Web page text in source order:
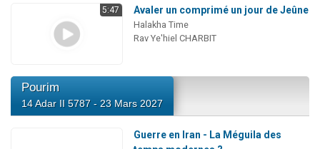
5:47 Avaler un comprimé un jour de Jeûne
Halakha Time
Rav Ye'hiel CHARBIT
Pourim
14 Adar II 5787 - 23 Mars 2027
Guerre en Iran - La Méguila des